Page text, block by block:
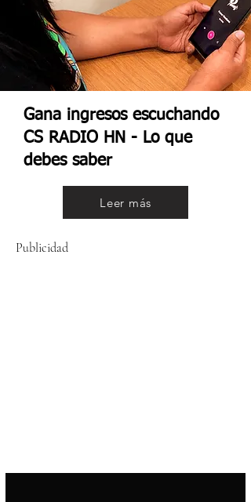
Gana ingresos escuchando
CS RADIO HN - Lo que
debes saber
Leer más
Publicidad